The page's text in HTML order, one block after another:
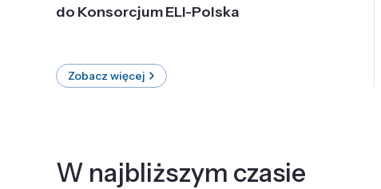
do Konsorcjum ELI-Polska
Zobacz więcej
W najbliższym czasie